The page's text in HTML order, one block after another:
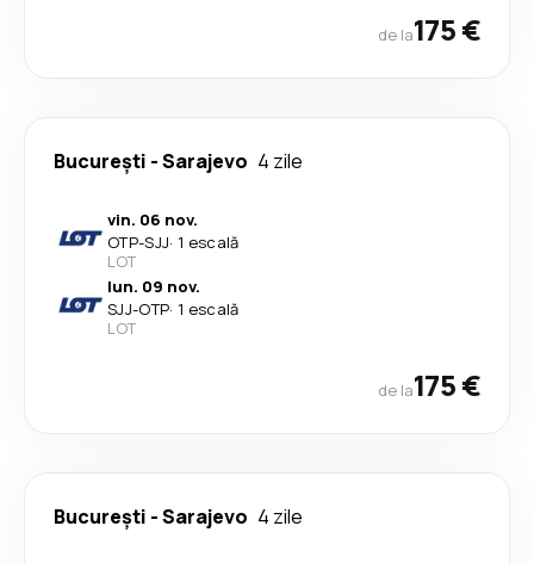
de la175 €
București -Sarajevo 4 zile
vin. 06 nov.
OTP-SJJ· 1 escală
LOT
lun. 09 nov.
SJJ-OTP· 1 escală
LOT
de la175 €
București -Sarajevo 4 zile